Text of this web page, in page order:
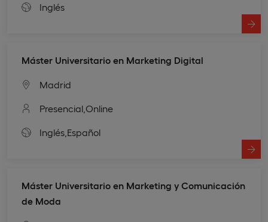
Inglés
Máster Universitario en Marketing Digital
Madrid
Presencial, Online
Inglés, Español
Máster Universitario en Marketing y Comunicación
de Moda